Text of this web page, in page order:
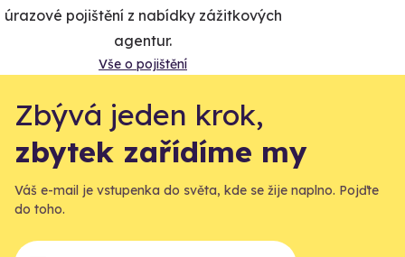
úrazové pojištění z nabídky zážitkových
agentur.
Vše o pojištění
Zbývá jeden krok,
zbytek zařídíme my
Váš e-mail je vstupenka do světa, kde se žije naplno. Pojďte
do toho.